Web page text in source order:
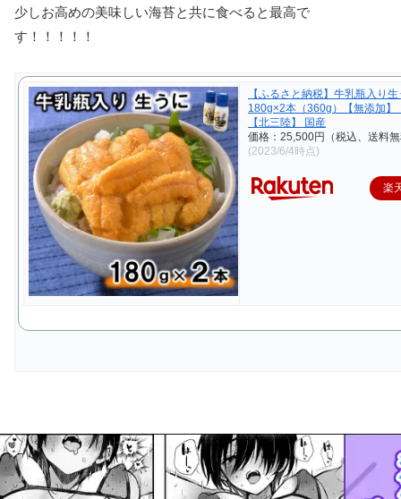
少しお高めの美味しい海苔と共に食べると最高で
す！！！！！
【ふるさと納税】牛乳瓶入り
180g×2本（360g）【無添加】
【北三陸】 国産
価格：25,500円（税込、送料
(2023/6/4時点)
楽